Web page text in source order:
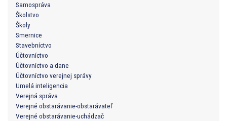
Samospráva
Školstvo
Školy
Smernice
Stavebníctvo
Účtovníctvo
Účtovníctvo a dane
Účtovníctvo verejnej správy
Umelá inteligencia
Verejná správa
Verejné obstarávanie-obstarávateľ
Verejné obstarávanie-uchádzač